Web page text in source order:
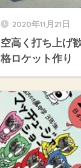
2020年11月21日
空高く打ち上げ
格ロケット作り